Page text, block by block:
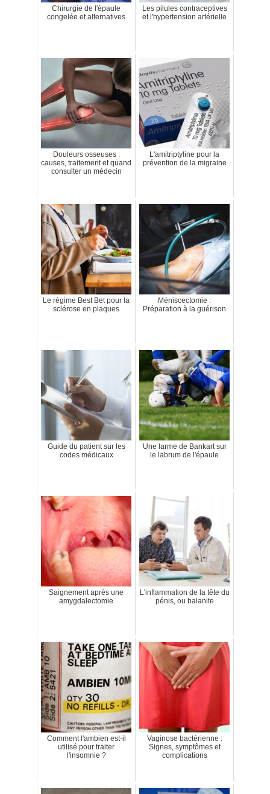
Chirurgie de l'épaule
congelée et alternatives
Les pilules contraceptives
et l'hypertension artérielle
Douleurs osseuses :
causes, traitement et quand
consulter un médecin
L'amitriptyline pour la
prévention de la migraine
Le régime Best Bet pour la
sclérose en plaques
Méniscectomie :
Préparation à la guérison
Guide du patient sur les
codes médicaux
Une larme de Bankart sur
le labrum de l'épaule
Saignement après une
amygdalectomie
L'inflammation de la tête du
pénis, ou balanite
Comment l'ambien est-il
utilisé pour traiter
l'insomnie ?
Vaginose bactérienne :
Signes, symptômes et
complications